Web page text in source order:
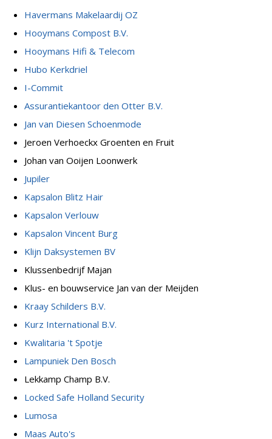
Havermans Makelaardij OZ
Hooymans Compost B.V.
Hooymans Hifi & Telecom
Hubo Kerkdriel
I-Commit
Assurantiekantoor den Otter B.V.
Jan van Diesen Schoenmode
Jeroen Verhoeckx Groenten en Fruit
Johan van Ooijen Loonwerk
Jupiler
Kapsalon Blitz Hair
Kapsalon Verlouw
Kapsalon Vincent Burg
Klijn Daksystemen BV
Klussenbedrijf Majan
Klus- en bouwservice Jan van der Meijden
Kraay Schilders B.V.
Kurz International B.V.
Kwalitaria 't Spotje
Lampuniek Den Bosch
Lekkamp Champ B.V.
Locked Safe Holland Security
Lumosa
Maas Auto's